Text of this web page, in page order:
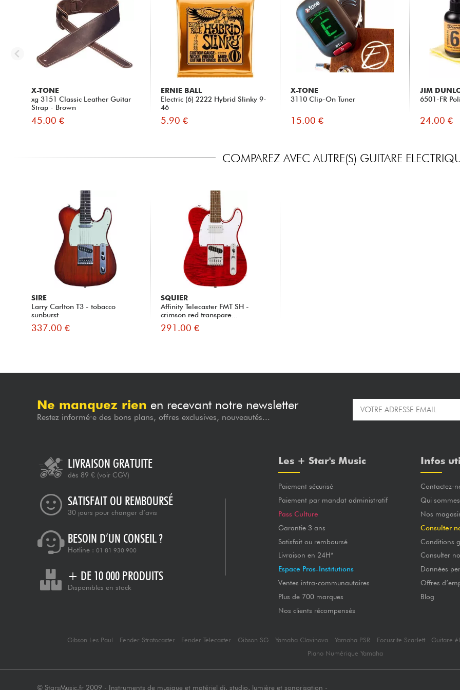
X-TONE
xg 3151 Classic Leather Guitar
Strap - Brown
45.00 €
ERNIE BALL
Electric (6) 2222 Hybrid Slinky 9-
46
5.90 €
X-TONE
3110 Clip-On Tuner
15.00 €
JIM
6501-FR
24.00 €
COMPAREZ AVEC AUTRE(S) GUITARE
SIRE
Larry Carlton T3 - tobacco
sunburst
337.00 €
SQUIER
Affinity Telecaster FMT SH -
crimson red transpare...
291.00 €
Ne manquez rien en recevant notre newsletter
Restez informé·e des bons plans, offres exclusives, nouveautés...
LIVRAISON GRATUITE
dès 89 € (voir CGV)
SATISFAIT OU REMBOURSÉ
30 jours pour changer d’avis
BESOIN D’UN CONSEIL ?
Hotline : 01 81 930 900
+ DE 10 000 PRODUITS
Disponibles en stock
Les + Star's Music
Paiement sécurisé
Paiement par mandat administratif
Pass Culture
Garantie 3 ans
Satisfait ou remboursé
Livraison en 24H*
Espace Pros-Institutions
Ventes intra-communautaires
Plus de 700 marques
Nos clients récompensés
Infos
Contactez-
Qui
Nos
Consulter
Conditions
Consulter
Données
Offres
Blog
Gibson Les Paul Fender Stratocaster Fender Telecaster Gibson SG Yamaha Clavinova Yamaha PSR Focusrite Scarlett
Guitare
Piano Numérique Yamaha
© StarsMusic.fr 2009 - Instruments de musique et matériel dj, studio, lumière et sonorisation -